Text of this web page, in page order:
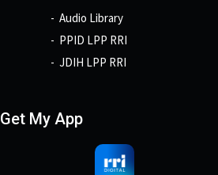
Audio Library
PPID LPP RRI
JDIH LPP RRI
Get My App